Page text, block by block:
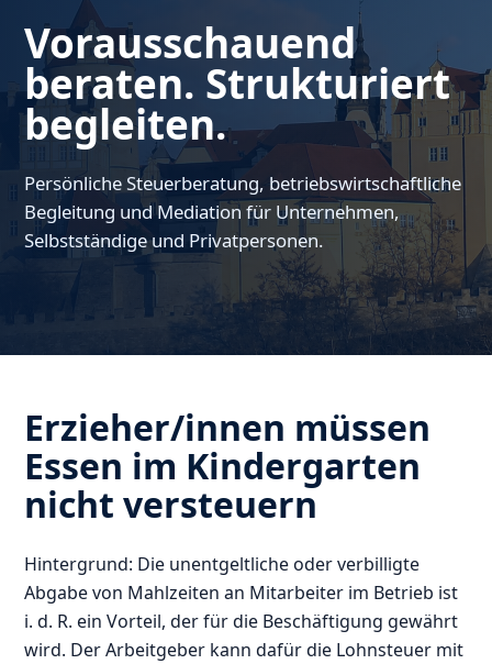
Vorausschauend
beraten. Strukturiert
begleiten.
Persönliche Steuerberatung, betriebswirtschaftliche
Begleitung und Mediation für Unternehmen,
Selbstständige und Privatpersonen.
Erzieher/innen müssen
Essen im Kindergarten
nicht versteuern
Hintergrund: Die unentgeltliche oder verbilligte
Abgabe von Mahlzeiten an Mitarbeiter im Betrieb ist
i. d. R. ein Vorteil, der für die Beschäftigung gewährt
wird. Der Arbeitgeber kann dafür die Lohnsteuer mit